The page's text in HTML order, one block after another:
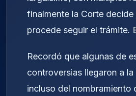
finalmente la Corte decide
procede seguir el trámite.
Recordó que algunas de
controversias llegaron a
incluso del nombramiento